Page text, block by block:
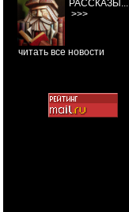
РАССКАЗЫ...
>>>
читать все новости